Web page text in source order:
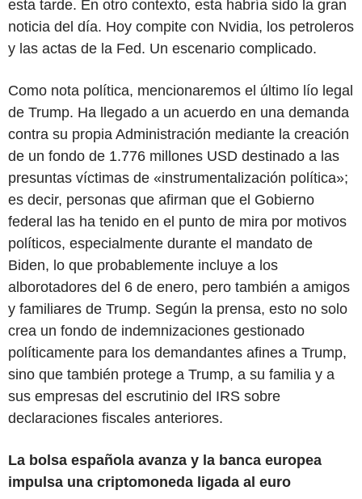
esta tarde. En otro contexto, esta habría sido la gran
noticia del día. Hoy compite con Nvidia, los petroleros
y las actas de la Fed. Un escenario complicado.
Como nota política, mencionaremos el último lío legal
de Trump. Ha llegado a un acuerdo en una demanda
contra su propia Administración mediante la creación
de un fondo de 1.776 millones USD destinado a las
presuntas víctimas de «instrumentalización política»;
es decir, personas que afirman que el Gobierno
federal las ha tenido en el punto de mira por motivos
políticos, especialmente durante el mandato de
Biden, lo que probablemente incluye a los
alborotadores del 6 de enero, pero también a amigos
y familiares de Trump. Según la prensa, esto no solo
crea un fondo de indemnizaciones gestionado
políticamente para los demandantes afines a Trump,
sino que también protege a Trump, a su familia y a
sus empresas del escrutinio del IRS sobre
declaraciones fiscales anteriores.
La bolsa española avanza y la banca europea
impulsa una criptomoneda ligada al euro